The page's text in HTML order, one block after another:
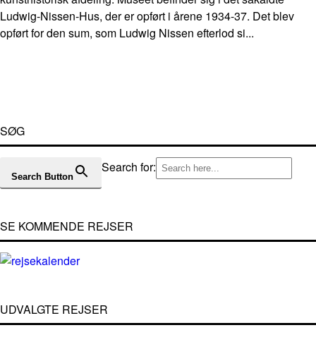
Ludwig-Nissen-Hus, der er opført i årene 1934-37. Det blev
opført for den sum, som Ludwig Nissen efterlod si...
SØG
Search for:
Search Button
SE KOMMENDE REJSER
UDVALGTE REJSER